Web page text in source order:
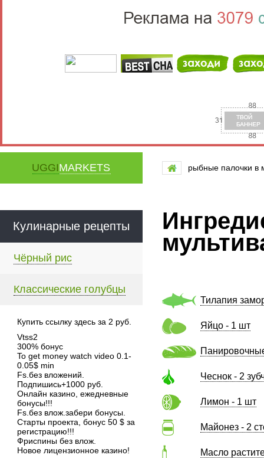
UGGIMARKETS рыбные палочки в
Кулинарные рецепты
Чёрный рис
Классические голубцы
Купить ссылку здесь за 2 руб.
Vtss2
300% бонус
To get money watch video 0.1-
0.05$ min
Fs.без вложений.
Подпишись+1000 руб.
Онлайн казино, ежедневные
бонусы!!!
Fs.без влож.забери бонусы.
Старты проекта, бонус 50 $ за
регистрацию!!!
Фриспины без влож.
Новое лицензионное казино!
Тилапия
Яйцо - 1 шт
Чеснок - 2
Лимон - 1 шт
Майонез - 2
Масло